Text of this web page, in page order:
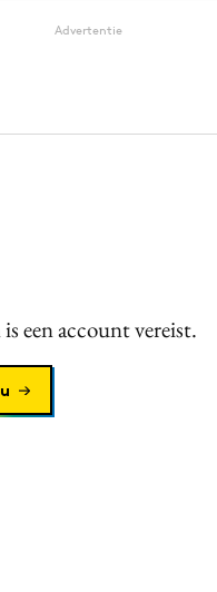
Advertentie
een account vereist.